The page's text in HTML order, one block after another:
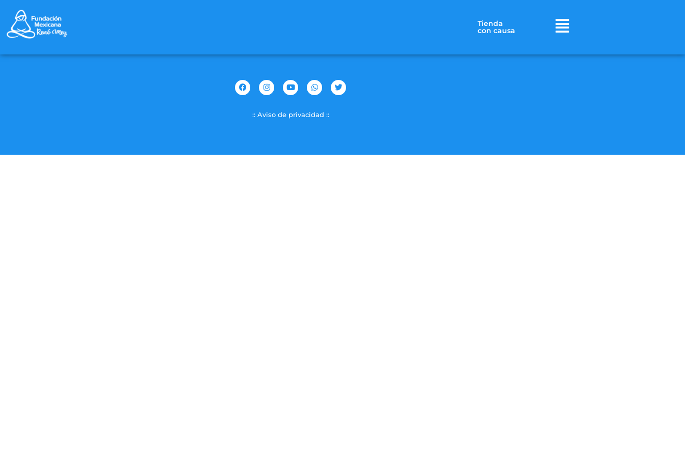
Tienda
con causa
:: Aviso de privacidad ::